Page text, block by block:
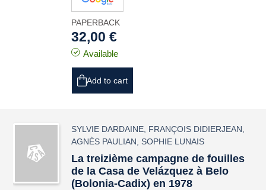
PAPERBACK
32,00 €
Available
Add to cart
SYLVIE DARDAINE FRANÇOIS DIDIERJEAN
AGNÈS PAULIAN
SOPHIE LUNAIS
La treizième campagne de fouilles
de la Casa de Velázquez à Belo
(Bolonia-Cadix) en 1978